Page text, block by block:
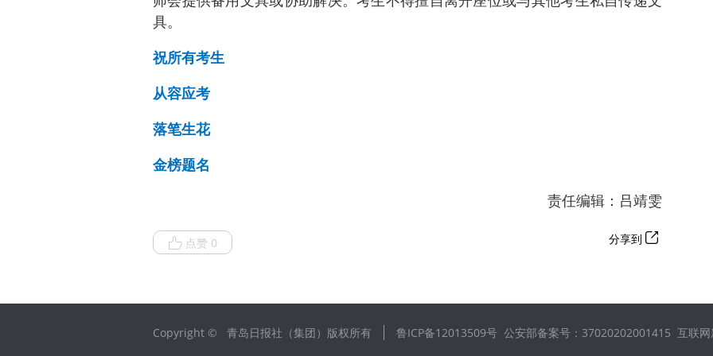
具。
祝所有考生
从容应考
落笔生花
金榜题名
责任编辑：吕靖雯
点赞 0 分享到
Copyright © 青岛日报社（集团）版权所有 鲁ICP备12013509号 公安部备案号：37020202001415 互联